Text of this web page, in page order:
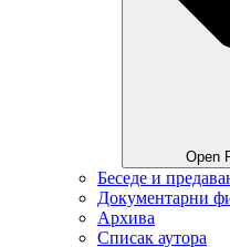
Open
Беседе и
Документарни
Архива
Списак аутора